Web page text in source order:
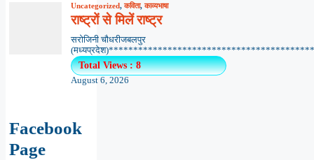
Uncategorized,कविता,काव्यभाषा
राष्ट्रों से मिलें राष्ट्र
सरोजिनी चौधरीजबलपुर
Total Views : 8
August 6, 2026
Facebook
Page